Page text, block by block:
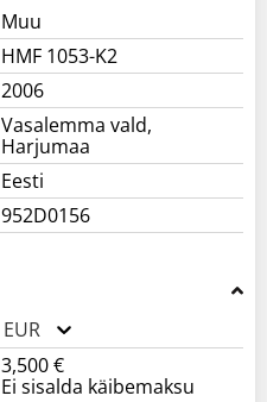
Muu
HMF 1053-K2
2006
Vasalemma vald,
Harjumaa
Eesti
952D0156
EUR
3,500 €
Ei sisalda käibemaksu